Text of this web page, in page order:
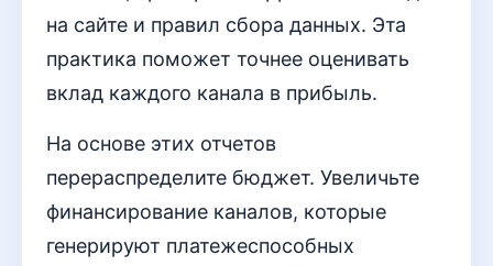
на сайте и правил сбора данных. Эта
практика поможет точнее оценивать
вклад каждого канала в прибыль.
На основе этих отчетов
перераспределите бюджет. Увеличьте
финансирование каналов, которые
генерируют платежеспособных